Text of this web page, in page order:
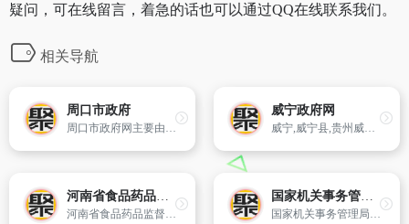
疑问，可在线留言，着急的话也可以通过QQ在线联系我们。
相关导航
周口市政府
周口市政府网主要由首页及周口概况、政府信息公开、公共服务、政民交流四大栏目组成,它是了解周口市政务、经济的窗口,政府网上服务的平台。
威宁政府网
威宁,威宁县,贵州威宁,威宁彝族回族苗族自治县人民政府门户网站,威宁自治县
河南省食品药品监督管理局
河南省食品药品监督管理局网站是全面反映河南省食品药品监督管理局工作动态、辖区内餐饮、药品药械、保健食品、化妆品安全质量等信息的综合性网站。
国家机关事务管理局
国家机关事务管理局办公室主办网站